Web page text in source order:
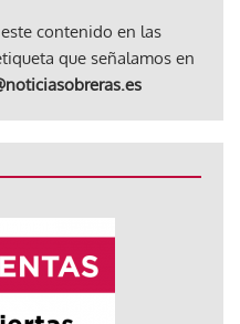
contenido en las
que señalamos en